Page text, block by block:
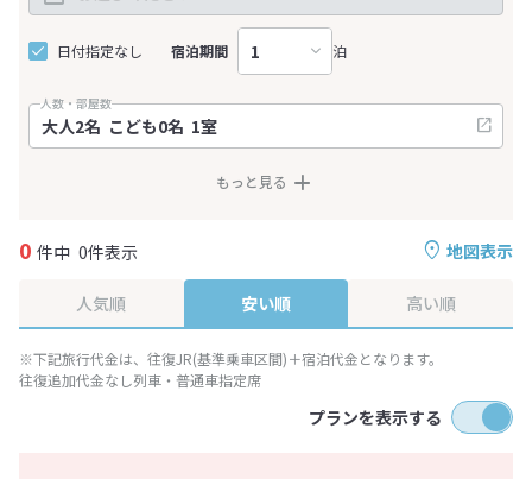
日付指定なし 宿泊期間 泊
人数・部屋数
もっと見る
地図表示
0 件中 0件表示
人気順 安い順 高い順
※下記旅行代金は、往復JR(基準乗車区間)＋宿泊代金となります。
往復追加代金なし列車・普通車指定席
プランを表示する